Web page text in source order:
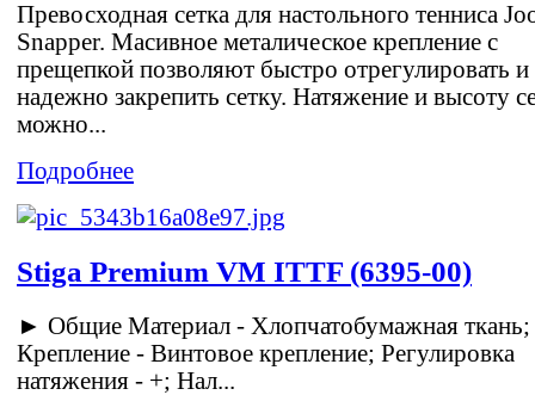
Превосходная сетка для настольного тенниса
Snapper. Масивное металическое крепление с
прещепкой позволяют быстро отрегулировать и
надежно закрепить сетку. Натяжение и высоту
можно...
Подробнее
Stiga Premium VM ITTF (6395-00)
► Общие Материал - Хлопчатобумажная ткань;
Крепление - Винтовое крепление; Регулировка
натяжения - +; Нал...